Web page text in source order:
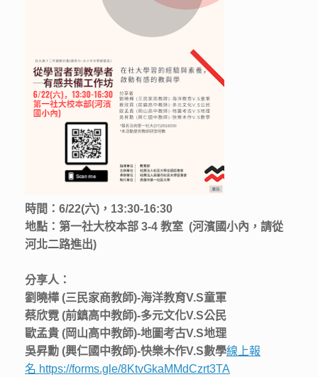
時間：6/22(六)，13:30-16:30
地點：第一社大校本部 3-4 教室 (河濱國小內，請從
河北二路進出)
分享人：
劉曉樺 (三民家商教師)-海洋教育V.S童軍
蔡欣霓 (前鎮高中教師)-多元文化V.S公民
歐孟貴 (岡山高中教師)-地圖考古V.S地理
吳昇勳 (興仁國中教師)-快樂木作V.S數學線上報
名 https://forms.gle/8KtvGkaMMdCzrt3TA